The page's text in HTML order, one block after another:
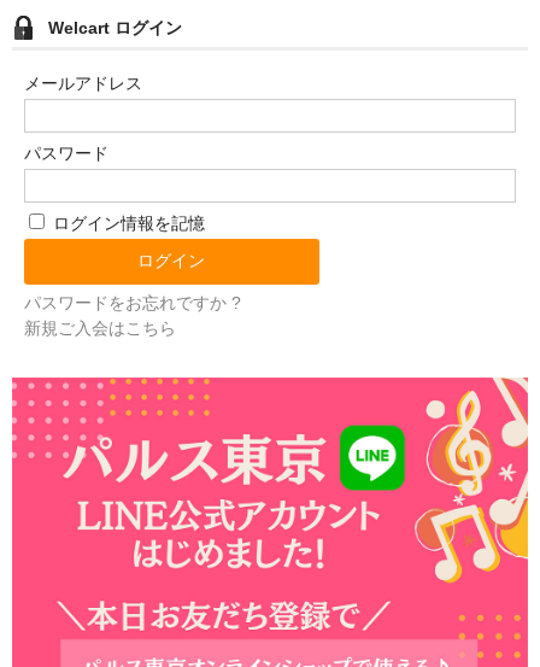
Welcart ログイン
メールアドレス
パスワード
ログイン情報を記憶
パスワードをお忘れですか ?
新規ご入会はこちら